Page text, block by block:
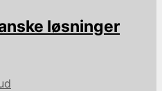
løsninger